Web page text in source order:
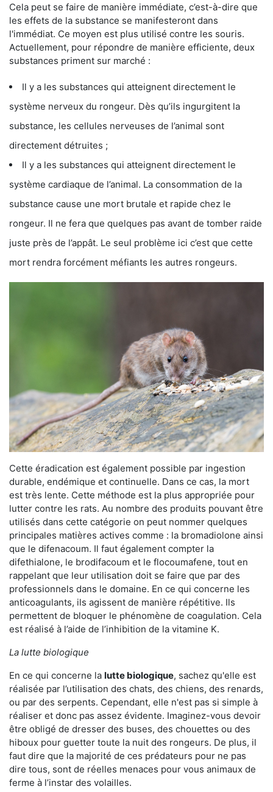
Cela peut se faire de manière immédiate, c’est-à-dire que
les effets de la substance se manifesteront dans
l'immédiat. Ce moyen est plus utilisé contre les souris.
Actuellement, pour répondre de manière efficiente, deux
substances priment sur marché :
Il y a les substances qui atteignent directement le
système nerveux du rongeur. Dès qu’ils ingurgitent la
substance, les cellules nerveuses de l’animal sont
directement détruites ;
Il y a les substances qui atteignent directement le
système cardiaque de l’animal. La consommation de la
substance cause une mort brutale et rapide chez le
rongeur. Il ne fera que quelques pas avant de tomber raide
juste près de l’appât. Le seul problème ici c’est que cette
mort rendra forcément méfiants les autres rongeurs.
Cette éradication est également possible par ingestion
durable, endémique et continuelle. Dans ce cas, la mort
est très lente. Cette méthode est la plus appropriée pour
lutter contre les rats. Au nombre des produits pouvant être
utilisés dans cette catégorie on peut nommer quelques
principales matières actives comme : la bromadiolone ainsi
que le difenacoum. Il faut également compter la
difethialone, le brodifacoum et le flocoumafene, tout en
rappelant que leur utilisation doit se faire que par des
professionnels dans le domaine. En ce qui concerne les
anticoagulants, ils agissent de manière répétitive. Ils
permettent de bloquer le phénomène de coagulation. Cela
est réalisé à l’aide de l’inhibition de la vitamine K.
La lutte biologique
En ce qui concerne la lutte biologique, sachez qu'elle est
réalisée par l’utilisation des chats, des chiens, des renards,
ou par des serpents. Cependant, elle n'est pas si simple à
réaliser et donc pas assez évidente. Imaginez-vous devoir
être obligé de dresser des buses, des chouettes ou des
hiboux pour guetter toute la nuit des rongeurs. De plus, il
faut dire que la majorité de ces prédateurs pour ne pas
dire tous, sont de réelles menaces pour vous animaux de
ferme à l’instar des volailles.